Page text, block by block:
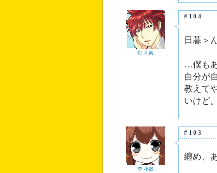
灯 斗南
#104
日暮＞
…僕も
自分が
教えて
いけど
李 小麗
#103
纏め、